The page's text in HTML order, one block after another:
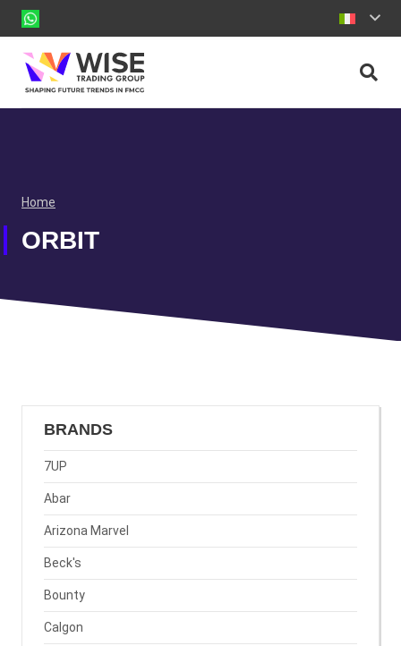
Home
ORBIT
BRANDS
7UP
Abar
Arizona Marvel
Beck's
Bounty
Calgon